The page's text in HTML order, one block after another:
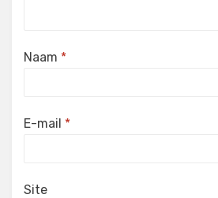
Naam *
E-mail *
Site